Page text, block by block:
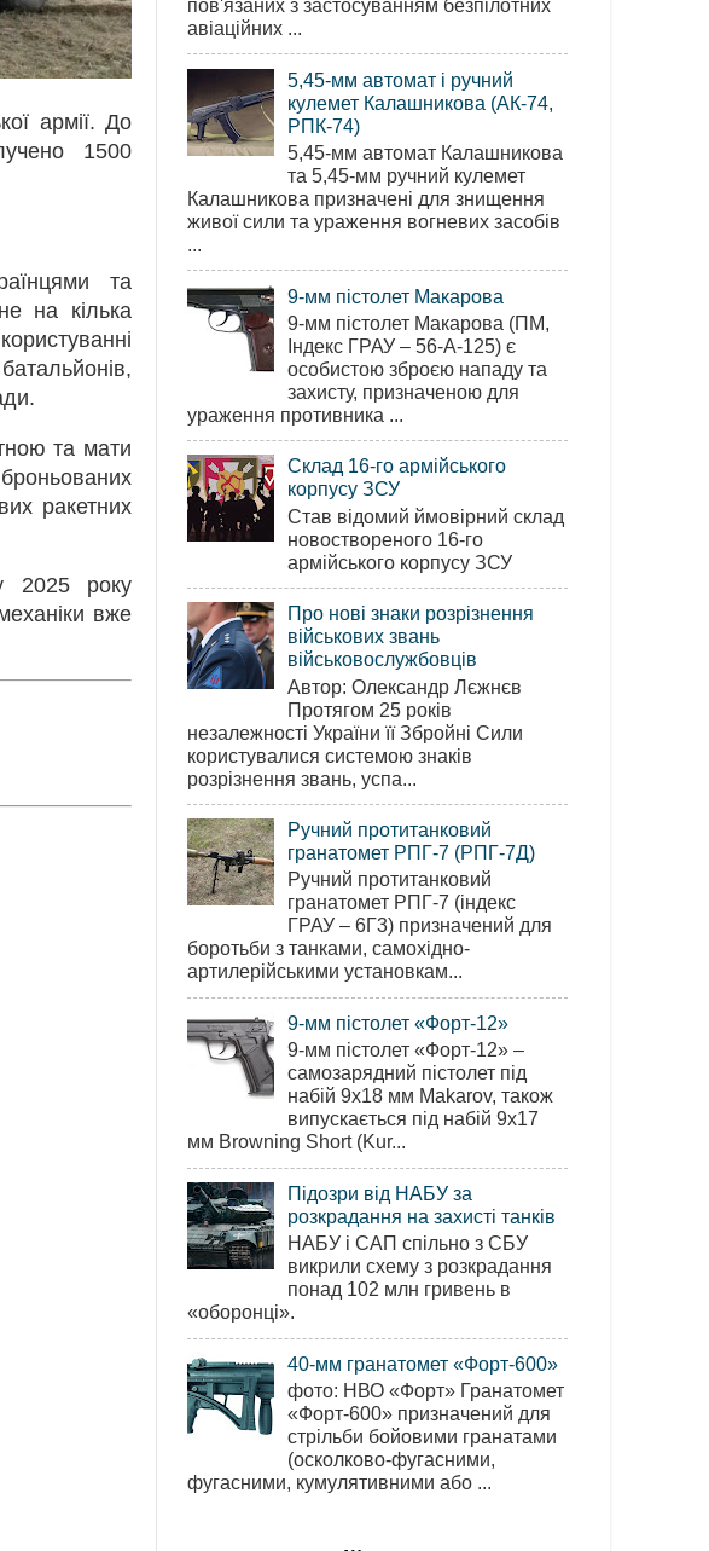
армії. До
1500
та
на кілька
та мати
ракетних
2025 року
вже
пов'язаних з застосуванням безпілотних
авіаційних ...
5,45-мм автомат і ручний
кулемет Калашникова (АК-74,
РПК-74)
5,45-мм автомат Калашникова
та 5,45-мм ручний кулемет
Калашникова призначені для знищення
живої сили та ураження вогневих засобів
...
9-мм пістолет Макарова
9-мм пістолет Макарова (ПМ,
Індекс ГРАУ – 56-А-125) є
особистою зброєю нападу та
захисту, призначеною для
ураження противника ...
Склад 16-го армійського
корпусу ЗСУ
Став відомий ймовірний склад
новоствореного 16-го
армійського корпусу ЗСУ
Про нові знаки розрізнення
військових звань
військовослужбовців
Автор: Олександр Лєжнєв
Протягом 25 років
незалежності України її Збройні Сили
користувалися системою знаків
розрізнення звань, успа...
Ручний протитанковий
гранатомет РПГ-7 (РПГ-7Д)
Ручний протитанковий
гранатомет РПГ-7 (індекс
ГРАУ – 6Г3) призначений для
боротьби з танками, самохідно-
артилерійськими установкам...
9-мм пістолет «Форт-12»
9-мм пістолет «Форт-12» –
самозарядний пістолет під
набій 9х18 мм Makarov, також
випускається під набій 9х17
мм Browning Short (Kur...
Підозри від НАБУ за
розкрадання на захисті танків
НАБУ і САП спільно з СБУ
викрили схему з розкрадання
понад 102 млн гривень в
«оборонці».
40-мм гранатомет «Форт-600»
фото: НВО «Форт» Гранатомет
«Форт-600» призначений для
стрільби бойовими гранатами
(осколково-фугасними,
фугасними, кумулятивними або ...